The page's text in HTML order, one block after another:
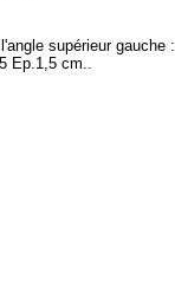
supérieur gauche :
Ep.1,5 cm..